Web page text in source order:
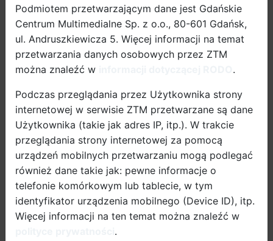
Kongres Mobilności Aktywnej jest jednym z
ważniejszych środkowoeuropejskich wydarzeń
poświęconych szerokim aspektom mobilności, ze
szczególnym naciskiem na ruch rowerowy i pieszy, a
miejskiej pod kątem wysokiej jakości życia.
Wydarzenie skierowane jest do przedstawicieli
samorządów, firm, szkół, organizacji pozarządowych i
innych instytucji działających na polu transportu i
mobilności, czy zagospodarowania przestrzeni
publicznych. Cieszy się dużą popularnością –
frekwencja każdego roku przekracza 300 osób,
zarówno z kraju, jak i zagranicy. Wśród głównych
prelegentów gościliśmy m.in. Jana Gehla, Gila
Penalosę i Micheala Colville-Andersena. Informacje na
Podmiotem przetwarzającym dane jest Gdańskie
Centrum Multimedialne Sp. z o.o., 80-601 Gdańsk,
ul. Andruszkiewicza 5. Więcej informacji na temat
przetwarzania danych osobowych przez ZTM
można znaleźć w
.
Podczas przeglądania przez Użytkownika strony
internetowej w serwisie ZTM przetwarzane są dane
Użytkownika (takie jak adres IP, itp.). W trakcie
przeglądania strony internetowej za pomocą
urządzeń mobilnych przetwarzaniu mogą podlegać
również dane takie jak: pewne informacje o
telefonie komórkowym lub tablecie, w tym
identyfikator urządzenia mobilnego (Device ID), itp.
Więcej informacji na ten temat można znaleźć w
.